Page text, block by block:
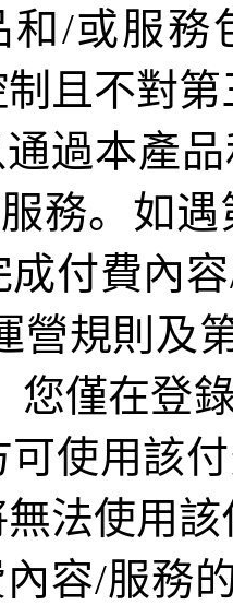
/或服務
且不對
過本產
服務。如
付費內容
營規則及
您僅在登
使用該
法使用
容/服務